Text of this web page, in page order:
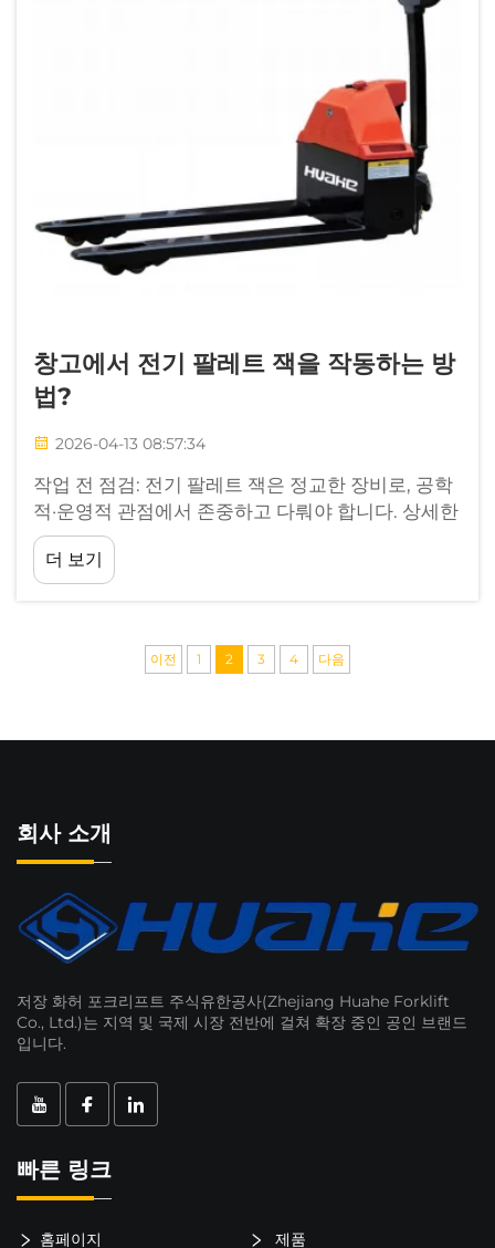
창고에서 전기 팔레트 잭을 작동하는 방
법?
2026-04-13 08:57:34
작업 전 점검: 전기 팔레트 잭은 정교한 장비로, 공학
적·운영적 관점에서 존중하고 다뤄야 합니다. 상세한
교대 전 점검은 예외 없이 반드시 실시해야 하는 원
칙입니다. 제가 10년간...
더 보기
이전 1 2 3 4 다음
회사 소개
저장 화허 포크리프트 주식유한공사(Zhejiang Huahe Forklift
Co., Ltd.)는 지역 및 국제 시장 전반에 걸쳐 확장 중인 공인 브랜드
입니다.
빠른 링크
홈페이지 제품